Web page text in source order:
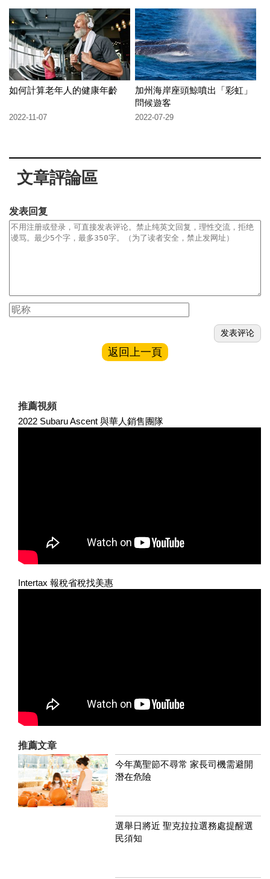
如何計算老年人的健康年齡
2022-11-07
加州海岸座頭鯨噴出「彩虹」
問候遊客
2022-07-29
文章評論區
发表回复
返回上一頁
推薦視頻
2022 Subaru Ascent 與華人銷售團隊
Intertax 報稅省稅找美惠
推薦文章
今年萬聖節不尋常 家長司機需避開
潛在危險
選舉日將近 聖克拉拉選務處提醒選
民須知